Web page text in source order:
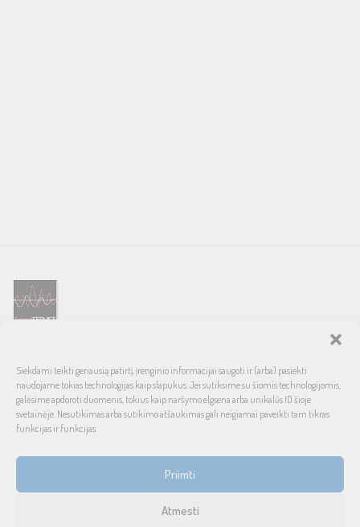
Siekdami teikti geriausią patirtį, įrenginio informacijai saugoti ir (arba) pasiekti
naudojame tokias technologijas kaip slapukus. Jei sutiksime su šiomis technologijomis,
galėsime apdoroti duomenis, tokius kaip naršymo elgsena arba unikalūs ID šioje
svetainėje. Nesutikimas arba sutikimo atšaukimas gali neigiamai paveikti tam tikras
funkcijas ir funkcijas.
Priimti
Atmesti
pasaulinio garso, laiko patikrintais namų bei automobilinės garso
aparatūros ženklais. Galimybė pirkti išsimokėtinai, garantuotas optimalus
kainos ir kokybės santykis.
INFORMACIJA
Prekių pristatymas ir grąžinimas